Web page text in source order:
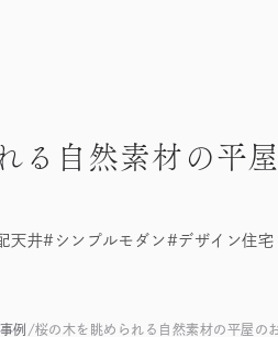
る自然素材の平
天井#シンプルモダン#デザイン住宅
例 桜の木を眺められる自然素材の平屋の